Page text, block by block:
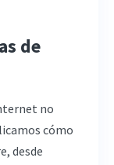
de
no
cómo
desde